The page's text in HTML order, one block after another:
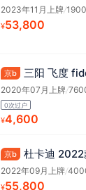
2023年11月上牌/
¥53,800
京b 三阳 飞度
2020年07月上牌/
0次过户
¥4,600
京b 杜卡迪
2022年09月上牌/
¥55,800